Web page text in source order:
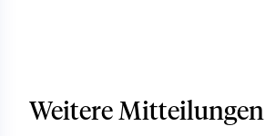
Weitere Mitteilungen